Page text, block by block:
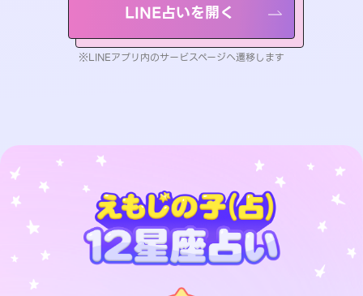
LINE占いを開く
※LINEアプリ内のサービスページへ遷移します